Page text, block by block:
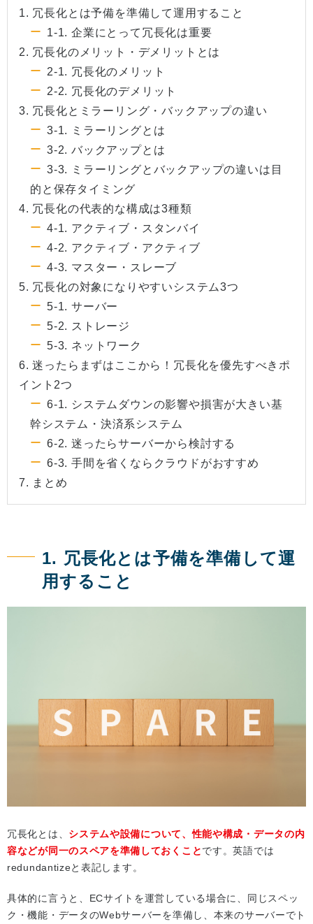
1. 冗長化とは予備を準備して運用すること
1-1. 企業にとって冗長化は重要
2. 冗長化のメリット・デメリットとは
2-1. 冗長化のメリット
2-2. 冗長化のデメリット
3. 冗長化とミラーリング・バックアップの違い
3-1. ミラーリングとは
3-2. バックアップとは
3-3. ミラーリングとバックアップの違いは目
的と保存タイミング
4. 冗長化の代表的な構成は3種類
4-1. アクティブ・スタンバイ
4-2. アクティブ・アクティブ
4-3. マスター・スレーブ
5. 冗長化の対象になりやすいシステム3つ
5-1. サーバー
5-2. ストレージ
5-3. ネットワーク
6. 迷ったらまずはここから！冗長化を優先すべきポ
イント2つ
6-1. システムダウンの影響や損害が大きい基
幹システム・決済系システム
6-2. 迷ったらサーバーから検討する
6-3. 手間を省くならクラウドがおすすめ
7. まとめ
1. 冗長化とは予備を準備して運
用すること
冗長化とは、 システムや設備について、性能や構成・データの内
容などが同一のスペアを準備しておくことです。英語では
redundantizeと表記します。
具体的に言うと、ECサイトを運営している場合に、同じスペッ
ク・機能・データのWebサーバーを準備し、本来のサーバーでト